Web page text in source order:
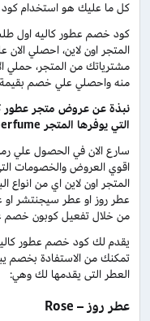
كل ما عليك هو استخدام
مشترياتك من المتجر، حملي
منه واحصلي علي خصم بقيمة 10% مباشرة من خلال كوبون خصم كاليه.
نبذة عن عروض متجر عطور
التي يوفرها المتجر calaisperfume
المتجر اون لاين اي من انواع
عطر روز او عطر سيجنتشر
من خلال تفعيل كوبون خصم
العطر التى يقدمها لك وهي:
عطر روز – Rose